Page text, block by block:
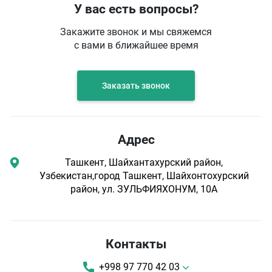
У вас есть вопросы?
Закажите звонок и мы свяжемся
с вами в ближайшее время
Заказать звонок
Адрес
Ташкент, Шайхантахурский район,
Узбекистан,город Ташкент, Шайхонтохурский
район, ул. ЗУЛЬФИЯХОНУМ, 10А
Контакты
+998 97 770 42 03